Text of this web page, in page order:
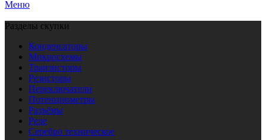
Меню
Разделы скупки
Конденсаторы
Микросхемы
Транзисторы
Резисторы
Переключатели
Потенциометры
Разъёмы
Реле
Серебро техническое